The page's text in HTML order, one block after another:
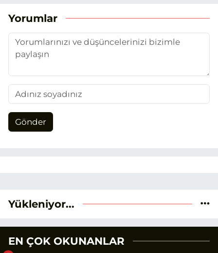
temel alıyorum.
Yorumlar
Gönder
Yükleniyor...
EN ÇOK OKUNANLAR